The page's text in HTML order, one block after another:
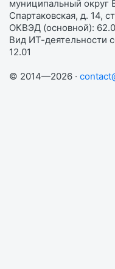
муниципальный округ
Спартаковская, д. 14,
ОКВЭД (основной):
Вид ИТ-деятельности
12.01
© 2014—2026 ·